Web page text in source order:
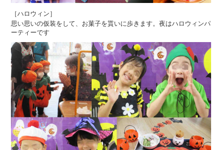
［ハロウィン］
思い思いの仮装をして、お菓子を貰いに歩きます。夜はハロウィンパ
ーティーです